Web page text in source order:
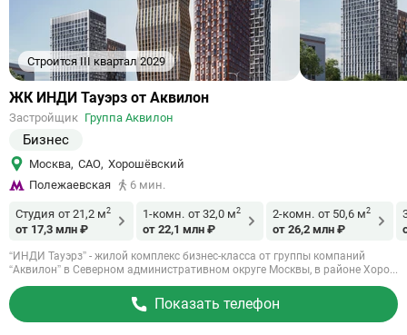
Строится III квартал 2029
Ссылка
объект
ЖК ИНДИ Тауэрз от Аквилон
Застройщик Группа Аквилон
Бизнес
Москва, САО, Хорошёвский
Полежаевская
6 мин.
Студия от 21,2 м2
от 17,3 млн ₽
1-комн. от 32,0 м2
от 22,1 млн ₽
2-комн. от 50,6 м2
от 26,2 млн ₽
“ИНДИ Тауэрз” - жилой комплекс бизнес-класса от группы компаний
“Аквилон” в Северном административном округе Москвы, в районе Хоро...
Показать телефон